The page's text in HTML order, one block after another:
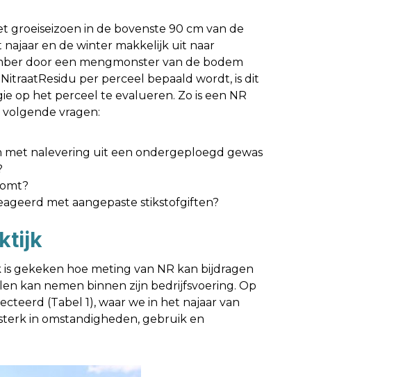
groeiseizoen in de bovenste 90 cm van de
najaar en de winter makkelijk uit naar
door een mengmonster van de bodem
per perceel bepaald wordt, is dit
op het perceel te evalueren. Zo is een NR
vragen:
nalevering uit een ondergeploegd gewas
met aangepaste stikstofgiften?
gekeken hoe meting van NR kan bijdragen
kan nemen binnen zijn bedrijfsvoering. Op
(Tabel 1), waar we in het najaar van
in omstandigheden, gebruik en